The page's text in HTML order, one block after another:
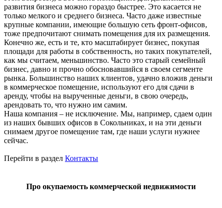
развития бизнеса можно гораздо быстрее. Это касается не
только мелкого и среднего бизнеса. Часто даже известные
крупные компании, имеющие большую сеть фронт-офисов,
тоже предпочитают снимать помещения для их размещения.
Конечно же, есть и те, кто масштабирует бизнес, покупая
площади для работы в собственность, но таких покупателей,
как мы считаем, меньшинство. Часто это старый семейный
бизнес, давно и прочно обосновавшийся в своем сегменте
рынка. Большинство наших клиентов, удачно вложив деньги
в коммерческое помещение, используют его для сдачи в
аренду, чтобы на вырученные деньги, в свою очередь,
арендовать то, что нужно им самим.
Наша компания – не исключение. Мы, например, сдаем один
из наших бывших офисов в Сокольниках, и на эти деньги
снимаем другое помещение там, где наши услуги нужнее
сейчас.
Перейти в раздел Контакты
Про окупаемость коммерческой недвижимости